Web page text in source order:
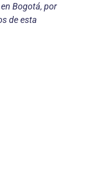
Bogotá, por
de esta